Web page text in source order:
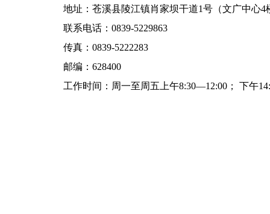
地址：苍溪县陵江镇肖家坝干道1号（文广中心4
联系电话：0839-5229863
传真：0839-5222283
邮编：628400
工作时间：周一至周五上午8:30—12:00； 下午